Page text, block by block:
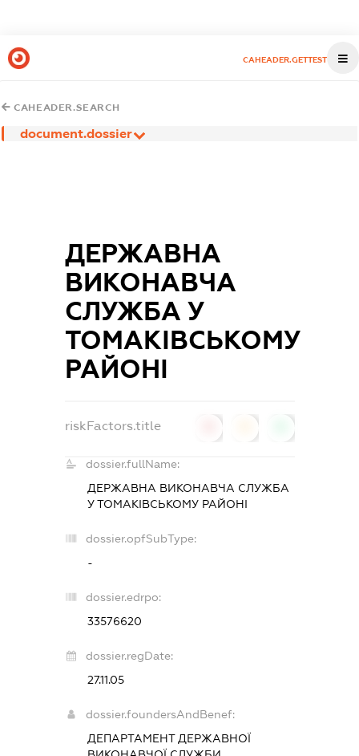
CAHEADER.GETTEST
CAHEADER.SEARCH
document.dossier
ДЕРЖАВНА
ВИКОНАВЧА
СЛУЖБА У
ТОМАКІВСЬКОМУ
РАЙОНІ
riskFactors.title
dossier.fullName:
ДЕРЖАВНА ВИКОНАВЧА СЛУЖБА
У ТОМАКІВСЬКОМУ РАЙОНІ
dossier.opfSubType:
-
dossier.edrpo:
33576620
dossier.regDate:
27.11.05
dossier.foundersAndBenef:
ДЕПАРТАМЕНТ ДЕРЖАВНОЇ